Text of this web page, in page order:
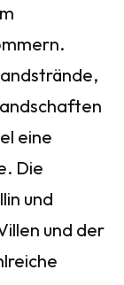
eine
Die
und
und der